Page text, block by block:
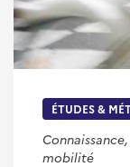
ÉTUDES &
mobilité